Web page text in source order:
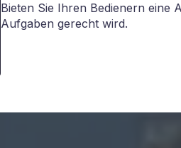
Bieten Sie Ihren Bedienern eine
Aufgaben gerecht wird.